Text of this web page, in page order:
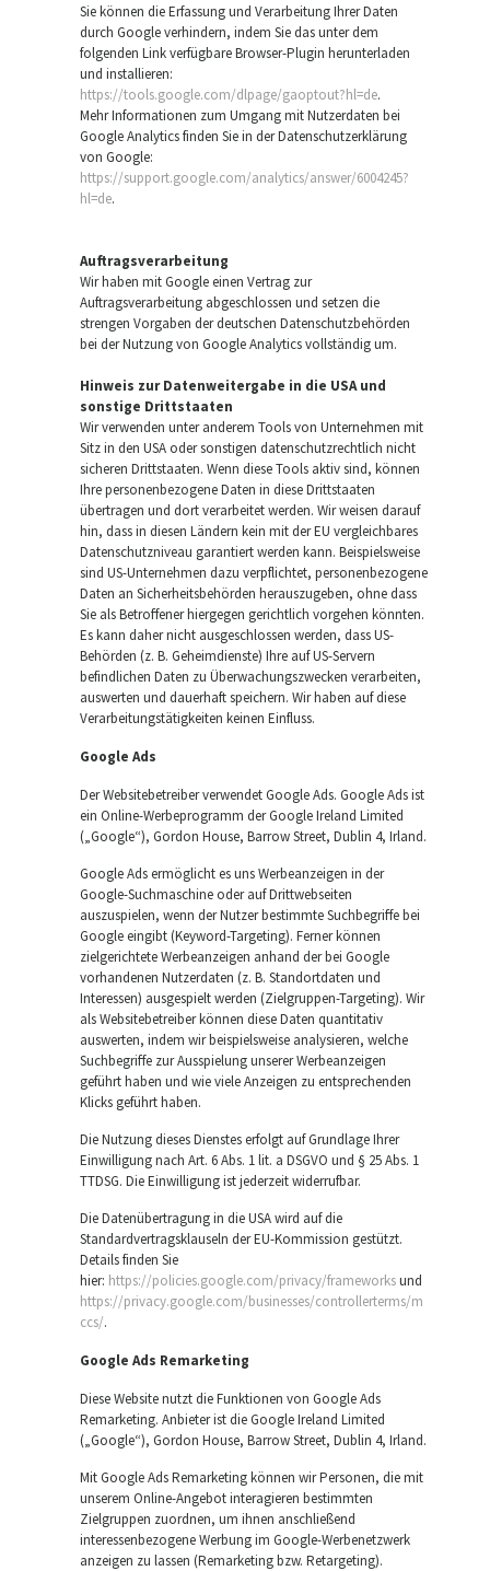
Sie können die Erfassung und Verarbeitung Ihrer Daten
durch Google verhindern, indem Sie das unter dem
folgenden Link verfügbare Browser-Plugin herunterladen
und installieren:
https://tools.google.com/dlpage/gaoptout?hl=de.
Mehr Informationen zum Umgang mit Nutzerdaten bei
Google Analytics finden Sie in der Datenschutzerklärung
von Google:
https://support.google.com/analytics/answer/6004245?
hl=de.
Auftragsverarbeitung
Wir haben mit Google einen Vertrag zur
Auftragsverarbeitung abgeschlossen und setzen die
strengen Vorgaben der deutschen Datenschutzbehörden
bei der Nutzung von Google Analytics vollständig um.
Hinweis zur Datenweitergabe in die USA und
sonstige Drittstaaten
Wir verwenden unter anderem Tools von Unternehmen mit
Sitz in den USA oder sonstigen datenschutzrechtlich nicht
sicheren Drittstaaten. Wenn diese Tools aktiv sind, können
Ihre personenbezogene Daten in diese Drittstaaten
übertragen und dort verarbeitet werden. Wir weisen darauf
hin, dass in diesen Ländern kein mit der EU vergleichbares
Datenschutzniveau garantiert werden kann. Beispielsweise
sind US-Unternehmen dazu verpflichtet, personenbezogene
Daten an Sicherheitsbehörden herauszugeben, ohne dass
Sie als Betroffener hiergegen gerichtlich vorgehen könnten.
Es kann daher nicht ausgeschlossen werden, dass US-
Behörden (z. B. Geheimdienste) Ihre auf US-Servern
befindlichen Daten zu Überwachungszwecken verarbeiten,
auswerten und dauerhaft speichern. Wir haben auf diese
Verarbeitungstätigkeiten keinen Einfluss.
Google Ads
Der Websitebetreiber verwendet Google Ads. Google Ads ist
ein Online-Werbeprogramm der Google Ireland Limited
(„Google“), Gordon House, Barrow Street, Dublin 4, Irland.
Google Ads ermöglicht es uns Werbeanzeigen in der
Google-Suchmaschine oder auf Drittwebseiten
auszuspielen, wenn der Nutzer bestimmte Suchbegriffe bei
Google eingibt (Keyword-Targeting). Ferner können
zielgerichtete Werbeanzeigen anhand der bei Google
vorhandenen Nutzerdaten (z. B. Standortdaten und
Interessen) ausgespielt werden (Zielgruppen-Targeting). Wir
als Websitebetreiber können diese Daten quantitativ
auswerten, indem wir beispielsweise analysieren, welche
Suchbegriffe zur Ausspielung unserer Werbeanzeigen
geführt haben und wie viele Anzeigen zu entsprechenden
Klicks geführt haben.
Die Nutzung dieses Dienstes erfolgt auf Grundlage Ihrer
Einwilligung nach Art. 6 Abs. 1 lit. a DSGVO und § 25 Abs. 1
TTDSG. Die Einwilligung ist jederzeit widerrufbar.
Die Datenübertragung in die USA wird auf die
Standardvertragsklauseln der EU-Kommission gestützt.
Details finden Sie
hier: https://policies.google.com/privacy/frameworksund
https://privacy.google.com/businesses/controllerterms/m
ccs/.
Google Ads Remarketing
Diese Website nutzt die Funktionen von Google Ads
Remarketing. Anbieter ist die Google Ireland Limited
(„Google“), Gordon House, Barrow Street, Dublin 4, Irland.
Mit Google Ads Remarketing können wir Personen, die mit
unserem Online-Angebot interagieren bestimmten
Zielgruppen zuordnen, um ihnen anschließend
interessenbezogene Werbung im Google-Werbenetzwerk
anzeigen zu lassen (Remarketing bzw. Retargeting).